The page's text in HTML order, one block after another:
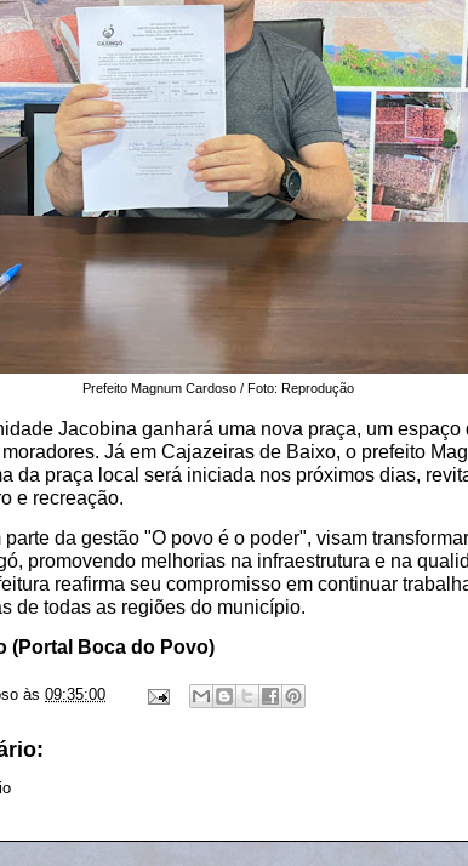
Prefeito Magnum Cardoso / Foto: Reprodução
Jacobina ganhará uma nova praça, um espaço
Já em Cajazeiras de Baixo, o prefeito
da praça local será iniciada nos próximos dias,
e recreação.
da gestão "O povo é o poder", visam
promovendo melhorias na infraestrutura e na
reafirma seu compromisso em continuar
de todas as regiões do município.
(Portal Boca do Povo)
às 09:35:00